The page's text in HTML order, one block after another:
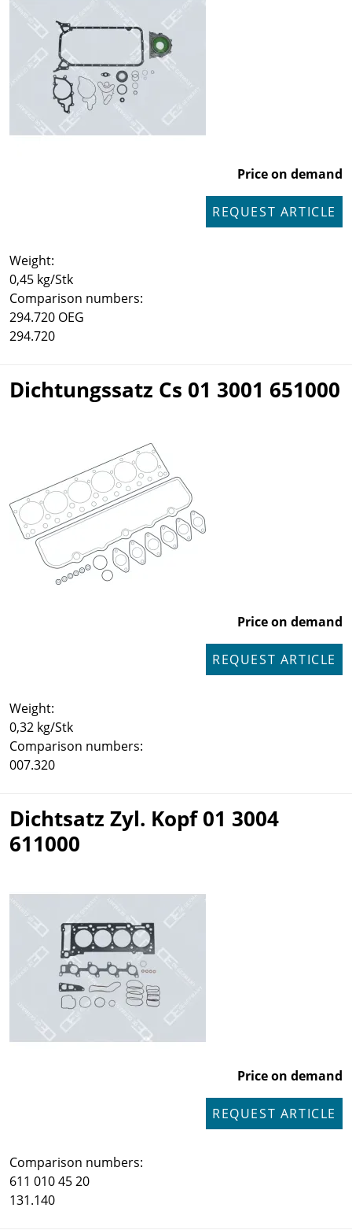
Price on demand
REQUEST ARTICLE
Weight:
0,45 kg/Stk
Comparison numbers:
294.720 OEG
294.720
Dichtungssatz Cs 01 3001 651000
Price on demand
REQUEST ARTICLE
Weight:
0,32 kg/Stk
Comparison numbers:
007.320
Dichtsatz Zyl. Kopf 01 3004
611000
Price on demand
REQUEST ARTICLE
Comparison numbers:
611 010 45 20
131.140